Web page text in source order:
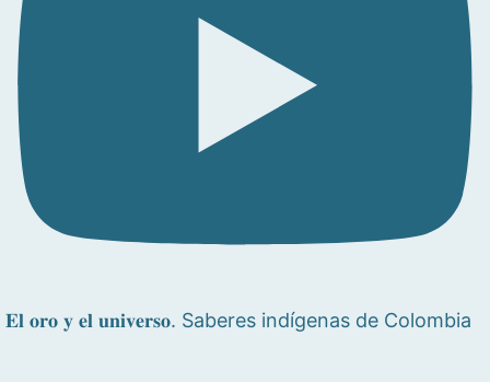
𝐄𝐥 𝐨𝐫𝐨 𝐲 𝐞𝐥 𝐮𝐧𝐢𝐯𝐞𝐫𝐬𝐨. Saberes indígenas de Colombia